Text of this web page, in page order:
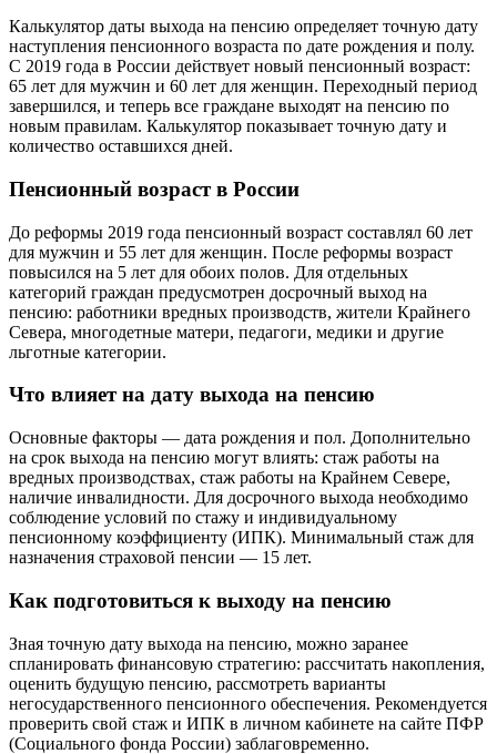
Калькулятор даты выхода на пенсию определяет точную дату
наступления пенсионного возраста по дате рождения и полу.
С 2019 года в России действует новый пенсионный возраст:
65 лет для мужчин и 60 лет для женщин. Переходный период
завершился, и теперь все граждане выходят на пенсию по
новым правилам. Калькулятор показывает точную дату и
количество оставшихся дней.
Пенсионный возраст в России
До реформы 2019 года пенсионный возраст составлял 60 лет
для мужчин и 55 лет для женщин. После реформы возраст
повысился на 5 лет для обоих полов. Для отдельных
категорий граждан предусмотрен досрочный выход на
пенсию: работники вредных производств, жители Крайнего
Севера, многодетные матери, педагоги, медики и другие
льготные категории.
Что влияет на дату выхода на пенсию
Основные факторы — дата рождения и пол. Дополнительно
на срок выхода на пенсию могут влиять: стаж работы на
вредных производствах, стаж работы на Крайнем Севере,
наличие инвалидности. Для досрочного выхода необходимо
соблюдение условий по стажу и индивидуальному
пенсионному коэффициенту (ИПК). Минимальный стаж для
назначения страховой пенсии — 15 лет.
Как подготовиться к выходу на пенсию
Зная точную дату выхода на пенсию, можно заранее
спланировать финансовую стратегию: рассчитать накопления,
оценить будущую пенсию, рассмотреть варианты
негосударственного пенсионного обеспечения. Рекомендуется
проверить свой стаж и ИПК в личном кабинете на сайте ПФР
(Социального фонда России) заблаговременно.